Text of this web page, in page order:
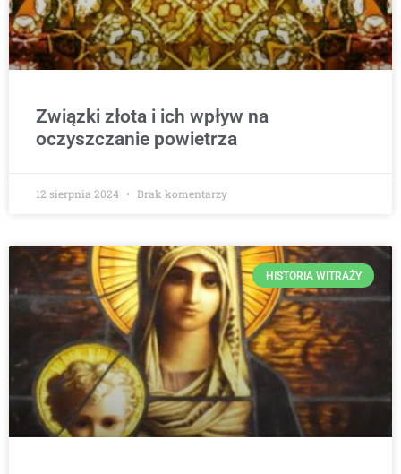
Związki złota i ich wpływ na
oczyszczanie powietrza
12 sierpnia 2024 Brak komentarzy
HISTORIA WITRAŻY